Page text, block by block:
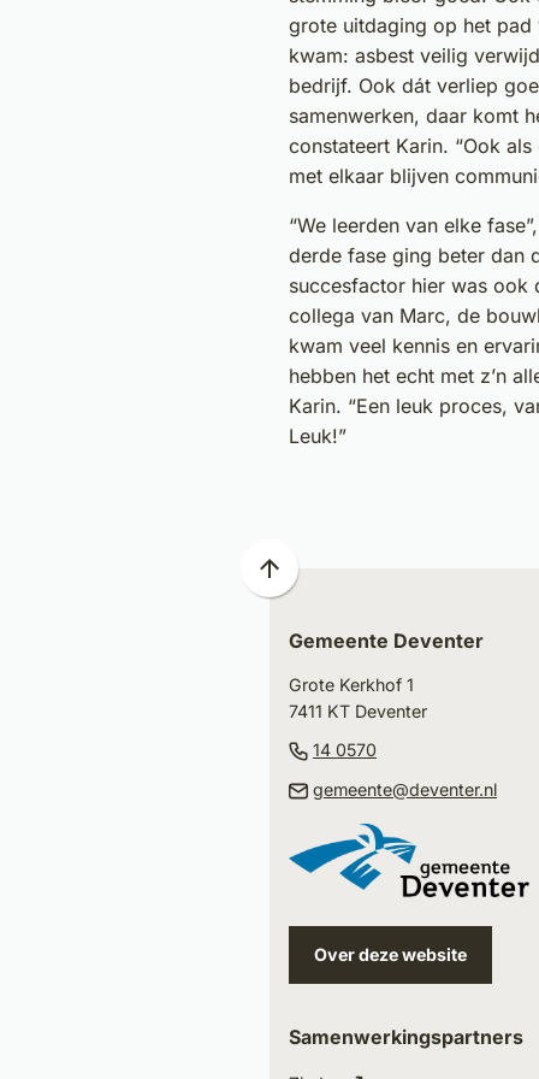
grote uitdaging op het pad
kwam: asbest veilig
bedrijf. Ook dát verliep
samenwerken, daar komt
constateert Karin. “Ook
met elkaar blijven
“We leerden van elke
derde fase ging beter dan
succesfactor hier was ook
collega van Marc, de
kwam veel kennis en
hebben het echt met z’n
Karin. “Een leuk proces,
Leuk!”
Scroll
boven
het
van
de
paginainhoud
Gemeente Deventer
Grote Kerkhof 1
7411 KT Deventer
14 0570
naar
telefoonnummer)
gemeente@deventer.nl
e-
Over deze website
Samenwerkingspartners